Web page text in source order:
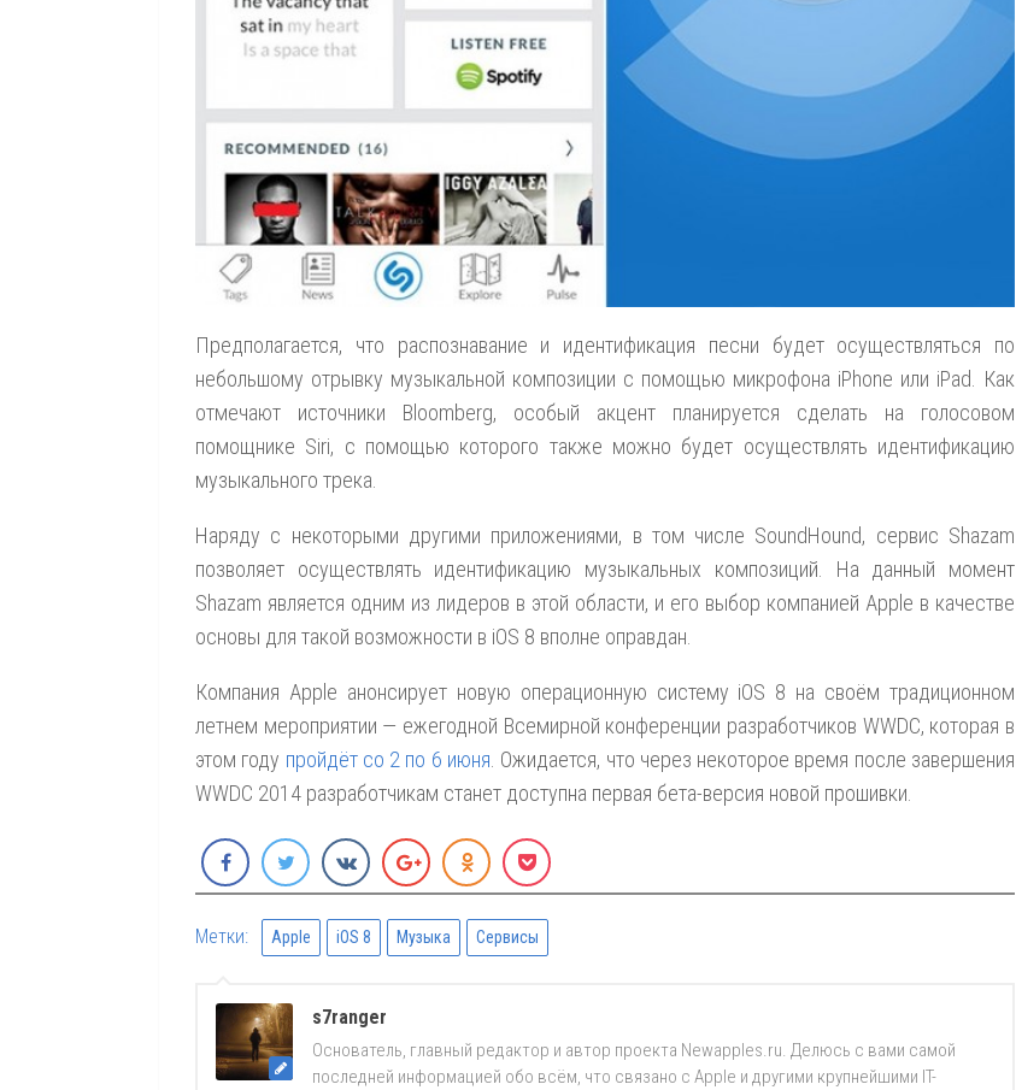
Предполагается, что распознавание и идентификация песни будет осуществляться по
небольшому отрывку музыкальной композиции с помощью микрофона iPhone или iPad. Как
отмечают источники Bloomberg, особый акцент планируется сделать на голосовом
помощнике Siri, с помощью которого также можно будет осуществлять идентификацию
музыкального трека.
Наряду с некоторыми другими приложениями, в том числе SoundHound, сервис Shazam
позволяет осуществлять идентификацию музыкальных композиций. На данный момент
Shazam является одним из лидеров в этой области, и его выбор компанией Apple в качестве
основы для такой возможности в iOS 8 вполне оправдан.
Компания Apple анонсирует новую операционную систему iOS 8 на своём традиционном
летнем мероприятии — ежегодной Всемирной конференции разработчиков WWDC, которая в
этом году пройдёт со 2 по 6 июня . Ожидается, что через некоторое время после завершения
WWDC 2014 разработчикам станет доступна первая бета-версия новой прошивки.
Метки: Apple iOS 8 Музыка Сервисы
s7ranger
Основатель, главный редактор и автор проекта Newapples.ru. Делюсь с вами самой
последней информацией обо всём, что связано с Apple и другими крупнейшими IT-